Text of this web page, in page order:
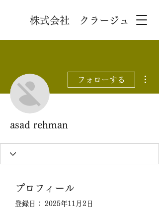
株式会社 クラージュ
フォローする
asad rehman
プロフィール
登録日： 2025年11月2日